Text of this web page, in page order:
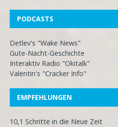
PODCASTS
Detlev's "Wake News"
Gute-Nacht-Geschichte
Interaktiv Radio "Okitalk"
Valentin's "Cracker Info"
EMPFEHLUNGEN
10,1 Schritte in die Neue Zeit